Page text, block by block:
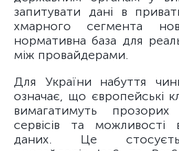
запитувати дані в
хмарного сегмента
нормативна база для
між провайдерами.
Для України набуття
означає, що європейські
вимагатимуть прозорих
сервісів та можливості
даних. Це